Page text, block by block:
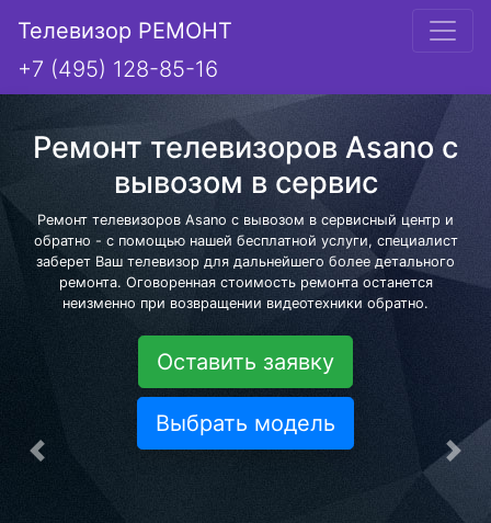
Телевизор РЕМОНТ
+7 (495) 128-85-16
Ремонт телевизоров Asano с
вывозом в сервис
Ремонт телевизоров Asano с вывозом в сервисный центр и
обратно - с помощью нашей бесплатной услуги, специалист
заберет Ваш телевизор для дальнейшего более детального
ремонта. Оговоренная стоимость ремонта останется
неизменно при возвращении видеотехники обратно.
Оставить заявку
Выбрать модель
Предыдущая